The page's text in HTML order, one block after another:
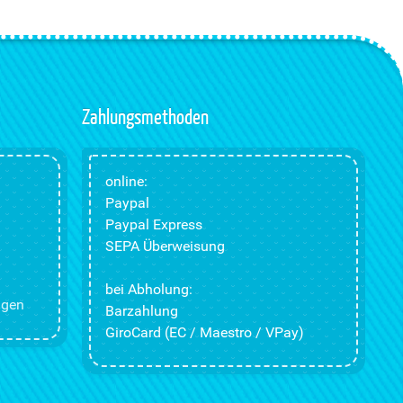
Zahlungsmethoden
online:
Paypal
Paypal Express
SEPA Überweisung
bei Abholung:
Barzahlung
GiroCard (EC / Maestro / VPay)